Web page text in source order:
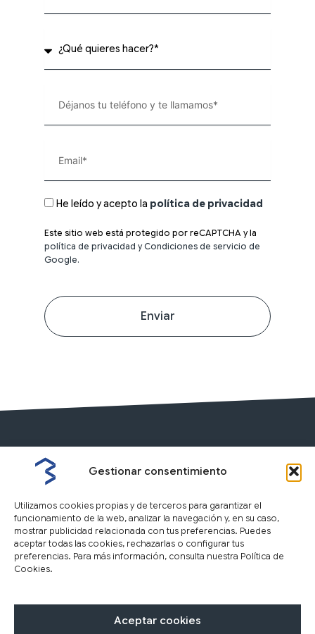
Gestionar consentimiento
Utilizamos cookies propias y de terceros para garantizar el
funcionamiento de la web, analizar la navegación y, en su caso,
mostrar publicidad relacionada con tus preferencias. Puedes
aceptar todas las cookies, rechazarlas o configurar tus
preferencias. Para más información, consulta nuestra Política de
Cookies.
Aceptar cookies
He leído y acepto la política de privacidad
Este sitio web está protegido por reCAPTCHA y la
política de privacidad y Condiciones de servicio de
Google.
Enviar
I
Y